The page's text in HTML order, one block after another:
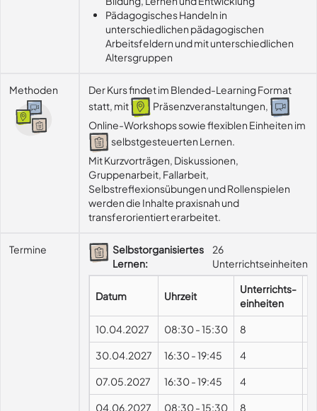
Pädagogisches Handeln in
unterschiedlichen pädagogischen
Arbeitsfeldern und mit unterschiedlichen
Altersgruppen
Methoden
Der Kurs findet im Blended-Learning Format
statt, mit
Präsenzveranstaltungen,
Online-Workshops sowie flexiblen Einheiten im
selbstgesteuerten Lernen.
Mit Kurzvorträgen, Diskussionen,
Gruppenarbeit, Fallarbeit,
Selbstreflexionsübungen und Rollenspielen
werden die Inhalte praxisnah und
transferorientiert erarbeitet.
Termine
Selbstorganisiertes
Lernen:
26
Unterrichtseinheiten
Datum Uhrzeit
Unterrichts-
einheiten
10.04.2027 08:30-15:30 8
30.04.2027 16:30-19:45 4
07.05.2027 16:30-19:45 4
04.06.2027 08:30-15:30 8